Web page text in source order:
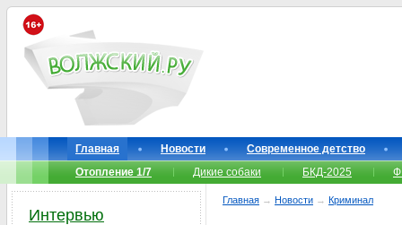
Главная Новости
Современное детство
Отопление 1/7
Дикие собаки БКД-2025
Главная → Новости → Криминал
Интервью